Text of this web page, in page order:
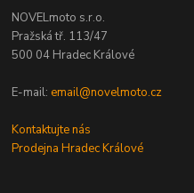
NOVELmoto s.r.o.
Pražská tř. 113/47
500 04 Hradec Králové
E-mail: email@novelmoto.cz
Kontaktujte nás
Prodejna Hradec Králové